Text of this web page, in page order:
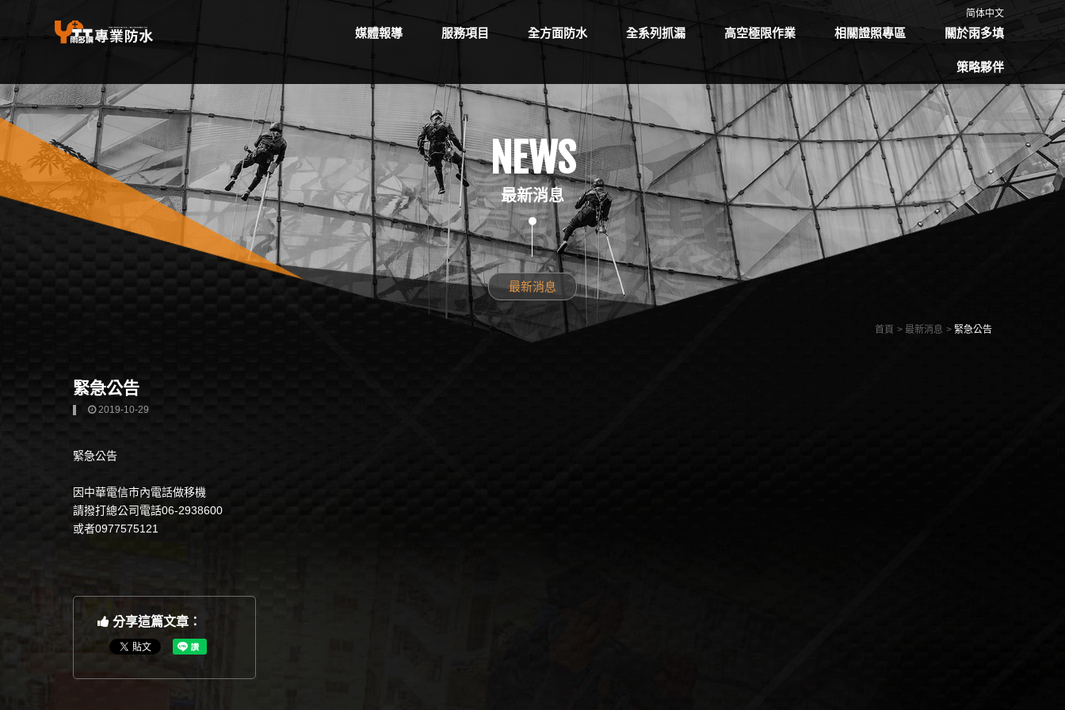
简体中文
媒體報導 服務項目 全方面防水 全系列抓漏 高空極限作業 相關證照專區 關於雨多填
策略夥伴
NEWS
最新消息
最新消息
首頁 最新消息 緊急公告
緊急公告
2019-10-29
緊急公告
因中華電信市內電話做移機
請撥打總公司電話06-2938600
或者0977575121
分享這篇文章：